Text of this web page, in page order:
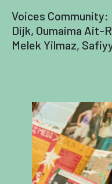
Voices Community:
Dijk, Oumaima Ait-
Melek Yilmaz,